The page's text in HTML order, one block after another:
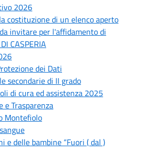
2026
costituzione di un elenco aperto
da invitare per l'affidamento di
CASPERIA
dei Dati
secondarie di II grado
di cura ed assistenza 2025
e Trasparenza
Montefiolo
e delle bambine “Fuori ( dal )